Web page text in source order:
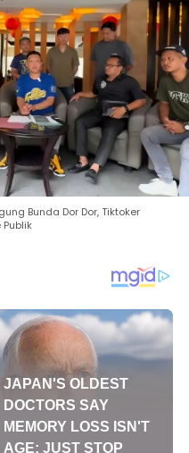
Bunda Dor Dor, Tiktoker